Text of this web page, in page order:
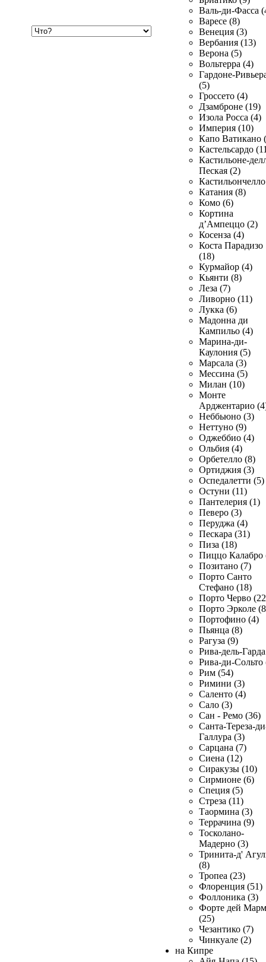
Валь-ди-Фасса
Варесе (8)
Венеция (3)
Вербания (13)
Верона (5)
Вольтерра (4)
Гардоне-
(5)
Гроссето (4)
Дзамброне (19)
Изола Росса (4)
Империя (10)
Капо Ватикано
Кастельсардо
Кастильоне-
Пеская (2)
Катания (8)
Комо (6)
Кортина
д’Ампеццо (2)
Косенза (4)
Коста Парадизо
(18)
Курмайор (4)
Кьянти (8)
Леза (7)
Ливорно (11)
Лукка (6)
Мадонна ди
Кампильо (4)
Марина-ди-
Каулония (5)
Марсала (3)
Мессина (5)
Милан (10)
Монте
Арджентарио
Неббьюно (3)
Неттуно (9)
Оджеббио (4)
Ольбия (4)
Орбетелло (8)
Ортиджия (3)
Оспедалетти (5)
Остуни (11)
Пантелерия (1)
Певеро (3)
Перуджа (4)
Пескара (31)
Пиза (18)
Пиццо Калабро
Позитано (7)
Порто Санто
Стефано (18)
Порто Черво
Порто Эрколе
Портофино (4)
Пьянца (8)
Рагуза (9)
Рива-дель-
Рива-ди-Сольто
Рим (54)
Римини (3)
Саленто (4)
Сало (3)
Сан - Ремо (36)
Санта-Тереза-
Галлура (3)
Сарцана (7)
Сиена (12)
Сиракузы (10)
Сирмионе (6)
Специя (5)
Стреза (11)
Таормина (3)
Террачина (9)
Тосколано-
Мадерно (3)
Тринита-д'
(8)
Тропеа (23)
Флоренция (51)
Фоллоника (3)
Форте дей
(25)
Чезантико (7)
Чинкуале (2)
на Кипре